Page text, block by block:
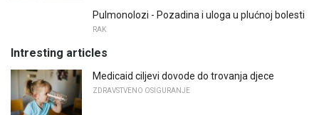
Pulmonolozi - Pozadina i uloga u plućnoj bolesti
RAK
Intresting articles
Medicaid ciljevi dovode do trovanja djece
ZDRAVSTVENO OSIGURANJE